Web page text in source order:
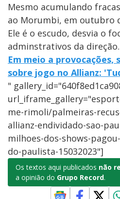
Mesmo acumulando
ao Morumbi, em outubro
Ele é o escudo, desvia o
adminstrativos da
Em meio a provocações,
sobre jogo no Allianz:
"
me-rimoli/palmeiras-
allianz-endividado-sao-
milhoes-dos-shows-
do-paulista-15032023"]
Os textos aqui publicados não
a opinião do Grupo Record.